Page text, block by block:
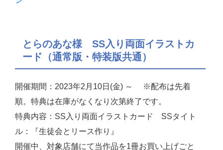
とらのあな様 SS入り両面イラストカ
ード（通常版・特装版共通）
開催期間：2023年2月10日(金) ～ ※配布は先着
順。特典は在庫がなくなり次第終了です。
特典内容：SS入り両面イラストカード SSタイト
ル：『生徒会とリース作り』
開催中、対象店舗にて当作品を1冊お買い上げごと